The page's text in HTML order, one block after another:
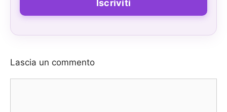
Lascia un commento